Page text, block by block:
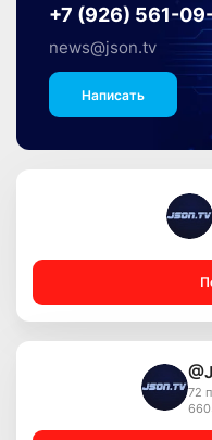
+7 (926) 561-
news@json.tv
Написать
72